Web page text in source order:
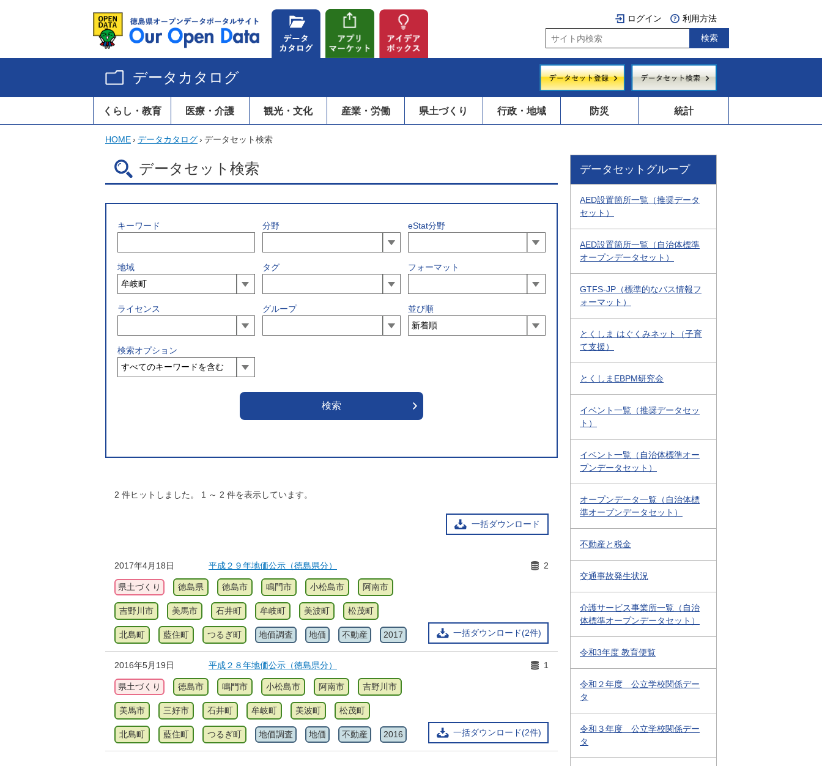
ログイン 利用方法
データカタログ
くらし・教育 医療・介護 観光・文化 産業・労働 県土づくり 行政・地域 防災 統計
HOME› データカタログ› データセット検索
データセット検索
キーワード 分野 eStat分野
地域 タグ フォーマット
ライセンス グループ 並び順
検索オプション
2 件ヒットしました。 1 ～ 2 件を表示しています。
一括ダウンロード
2017年4月18日 平成２９年地価公示（徳島県分）
一括ダウンロード(2件)
2
県土づくり 徳島県 徳島市 鳴門市 小松島市 阿南市
吉野川市 美馬市 石井町 牟岐町 美波町 松茂町
北島町 藍住町 つるぎ町 地価調査 地価 不動産 2017
2016年5月19日 平成２８年地価公示（徳島県分）
一括ダウンロード(2件)
1
県土づくり 徳島市 鳴門市 小松島市 阿南市 吉野川市
美馬市 三好市 石井町 牟岐町 美波町 松茂町
北島町 藍住町 つるぎ町 地価調査 地価 不動産 2016
データセットグループ
AED設置箇所一覧（推奨データ
セット）
AED設置箇所一覧（自治体標準
オープンデータセット）
GTFS-JP（標準的なバス情報フ
ォーマット）
とくしま はぐくみネット（子育
て支援）
とくしまEBPM研究会
イベント一覧（推奨データセッ
ト）
イベント一覧（自治体標準オー
プンデータセット）
オープンデータ一覧（自治体標
準オープンデータセット）
不動産と税金
交通事故発生状況
介護サービス事業所一覧（自治
体標準オープンデータセット）
令和3年度 教育便覧
令和２年度 公立学校関係デー
タ
令和３年度 公立学校関係デー
タ